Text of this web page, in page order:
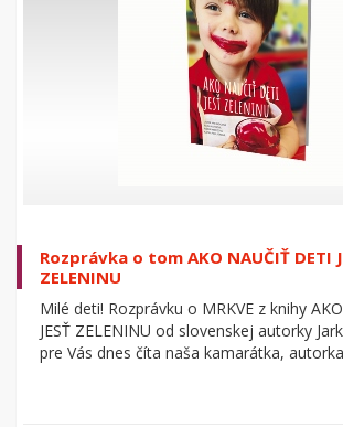
Rozprávka o tom AKO NAUČIŤ DETI
ZELENINU
Milé deti! Rozprávku o MRKVE z knihy
JESŤ ZELENINU od slovenskej autorky
pre Vás dnes číta naša kamarátka,